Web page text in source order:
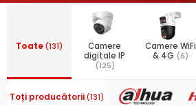
Toate(131)
Camere
digitale IP
(125)
Camere WiFi
& 4G (6)
Toți producătorii (131)